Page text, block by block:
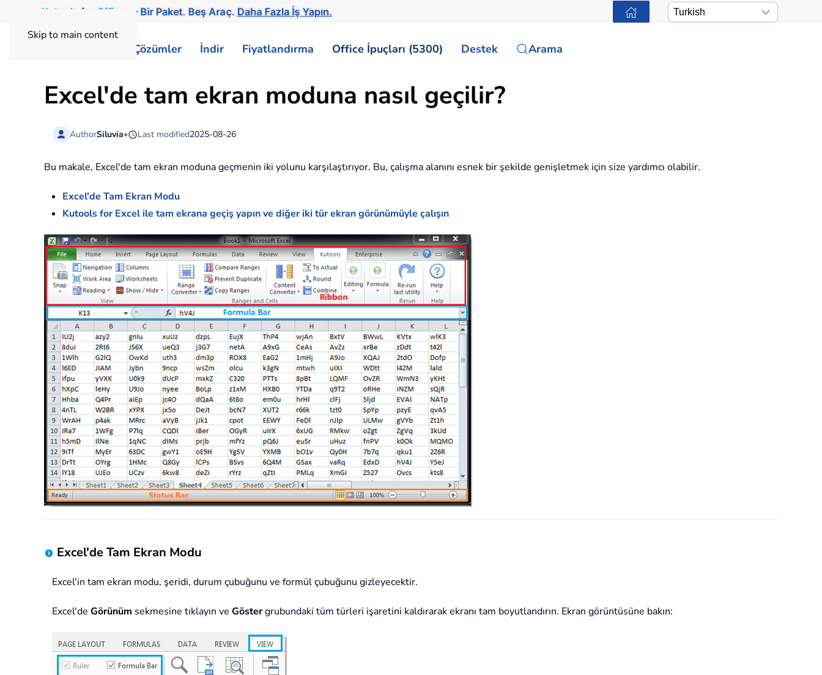
Skip to main content
Kutools for Office — Bir Paket. Beş Araç. Daha Fazla İş Yapın.
Çözümler İndir Fiyatlandırma Office İpuçları (5300) Destek Arama
Excel'de tam ekran moduna nasıl geçilir?
AuthorSiluvia• Last modified2025-08-26
Bu makale, Excel'de tam ekran moduna geçmenin iki yolunu karşılaştırıyor. Bu, çalışma alanını esnek bir şekilde genişletmek için size yardımcı olabilir.
Excel'de Tam Ekran Modu
Kutools for Excel ile tam ekrana geçiş yapın ve diğer iki tür ekran görünümüyle çalışın
Excel'de Tam Ekran Modu
Excel'in tam ekran modu, şeridi, durum çubuğunu ve formül çubuğunu gizleyecektir.
Excel'de Görünüm sekmesine tıklayın ve Göstergrubundaki tüm türleri işaretini kaldırarak ekranı tam boyutlandırın. Ekran görüntüsüne bakın: